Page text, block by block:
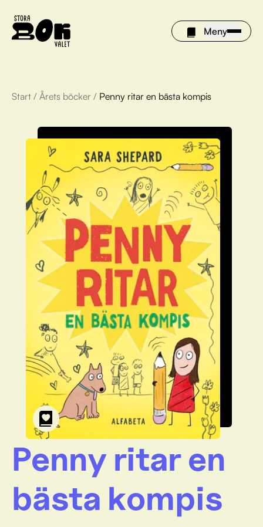
Meny
Årets böcker
Om Stora bokvalet
Olivia tipsar
Vinnare
FAQ
För bibliotek
Start / Årets böcker / Penny ritar en bästa kompis
Penny ritar en
bästa kompis